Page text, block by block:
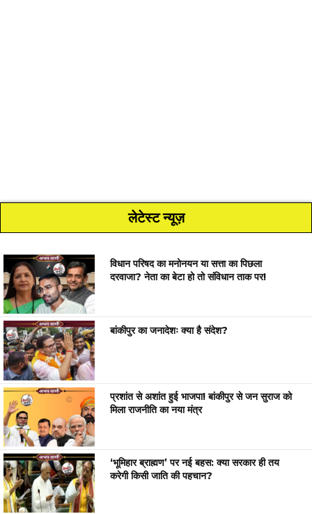
लेटेस्ट न्यूज़
विधान परिषद का मनोनयन या सत्ता का पिछला
दरवाजा? नेता का बेटा हो तो संविधान ताक पर!
बांकीपुर का जनादेशः क्या है संदेश?
प्रशांत से अशांत हुई भाजपा! बांकीपुर से जन सुराज को
मिला राजनीति का नया मंत्र
‘भूमिहार ब्राह्मण’ पर नई बहस: क्या सरकार ही तय
करेगी किसी जाति की पहचान?